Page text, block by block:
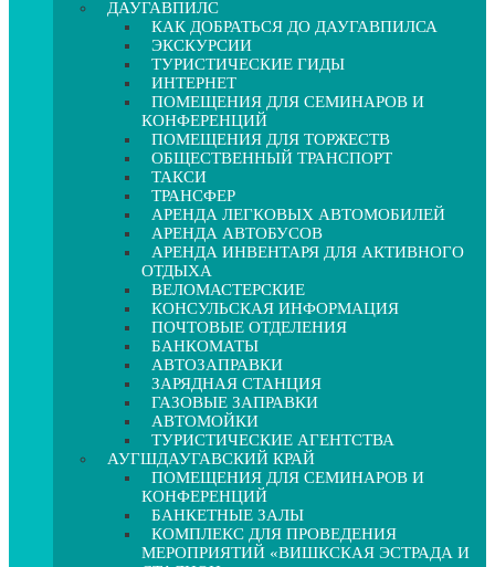
ДАУГАВПИЛС
КАК ДОБРАТЬСЯ ДО ДАУГАВПИЛСА
ЭКСКУРСИИ
ТУРИСТИЧЕСКИЕ ГИДЫ
ИНТЕРНЕТ
ПОМЕЩЕНИЯ ДЛЯ СЕМИНАРОВ И
КОНФЕРЕНЦИЙ
ПОМЕЩЕНИЯ ДЛЯ ТОРЖЕСТВ
ОБЩЕСТВЕННЫЙ ТРАНСПОРТ
ТАКСИ
ТРАНСФЕР
АРЕНДА ЛЕГКОВЫХ АВТОМОБИЛЕЙ
АРЕНДА АВТОБУСОВ
АРЕНДА ИНВЕНТАРЯ ДЛЯ АКТИВНОГО
ОТДЫХА
ВЕЛОМАСТЕРСКИЕ
КОНСУЛЬСКАЯ ИНФОРМАЦИЯ
ПОЧТОВЫЕ ОТДЕЛЕНИЯ
БАНКОМАТЫ
АВТОЗАПРАВКИ
ЗАРЯДНАЯ СТАНЦИЯ
ГАЗОВЫЕ ЗАПРАВКИ
АВТОМОЙКИ
ТУРИСТИЧЕСКИЕ АГЕНТСТВА
АУГШДАУГАВСКИЙ КРАЙ
ПОМЕЩЕНИЯ ДЛЯ СЕМИНАРОВ И
КОНФЕРЕНЦИЙ
БАНКЕТНЫЕ ЗАЛЫ
КОМПЛЕКС ДЛЯ ПРОВЕДЕНИЯ
МЕРОПРИЯТИЙ «ВИШКСКАЯ ЭСТРАДА И